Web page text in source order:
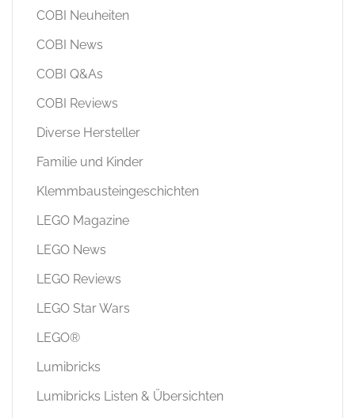
COBI Neuheiten
COBI News
COBI Q&As
COBI Reviews
Diverse Hersteller
Familie und Kinder
Klemmbausteingeschichten
LEGO Magazine
LEGO News
LEGO Reviews
LEGO Star Wars
LEGO®
Lumibricks
Lumibricks Listen & Übersichten